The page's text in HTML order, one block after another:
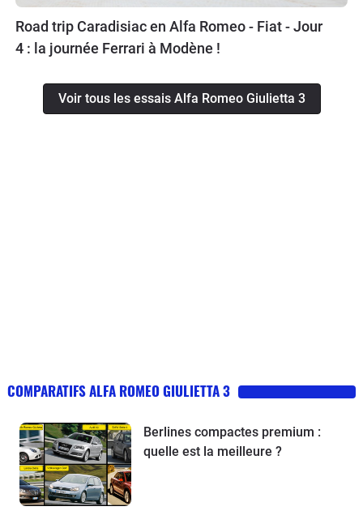
Road trip Caradisiac en Alfa Romeo - Fiat - Jour
4 : la journée Ferrari à Modène !
Voir tous les essais Alfa Romeo Giulietta 3
COMPARATIFS ALFA ROMEO GIULIETTA 3
Berlines compactes premium :
quelle est la meilleure ?